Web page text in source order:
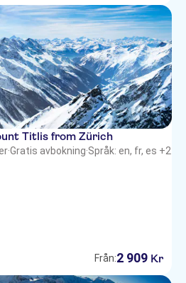
Titlis from Zürich
·Gratis avbokning·Språk: en, fr, es +2
Från:2 909 Kr